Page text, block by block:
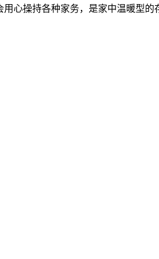
心操持各种家务，是家中温暖型的